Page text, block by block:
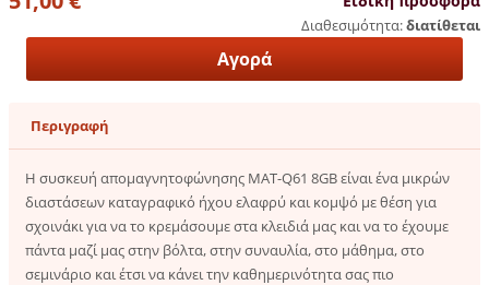
Διαθεσιμότητα:διατίθεται
Περιγραφή
Η συσκευή απομαγνητοφώνησης MAT-Q61 8GB είναι ένα μικρών
διαστάσεων καταγραφικό ήχου ελαφρύ και κομψό με θέση για
σχοινάκι για να το κρεμάσουμε στα κλειδιά μας και να το έχουμε
πάντα μαζί μας στην βόλτα, στην συναυλία, στο μάθημα, στο
σεμινάριο και έτσι να κάνει την καθημερινότητα σας πιο